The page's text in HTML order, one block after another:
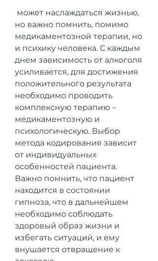
но важно помнить, помимо
медикаментозной терапии, но
и психику человека. С каждым
днем зависимость от алкоголя
усиливается, для достижения
положительного результата
необходимо проводить
комплексную терапию –
медикаментозную и
психологическую. Выбор
метода кодирования зависит
от индивидуальных
особенностей пациента.
Важно помнить, что пациент
находится в состоянии
гипноза, что в дальнейшем
необходимо соблюдать
здоровый образ жизни и
избегать ситуаций, и ему
внушается отвращение к